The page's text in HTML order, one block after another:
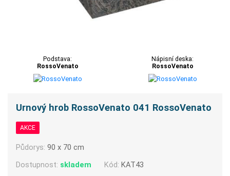
Podstava:
RossoVenato
Nápisní deska:
RossoVenato
Urnový hrob RossoVenato 041 RossoVenato
AKCE
Půdorys:90 x 70 cm
Dostupnost: skladem Kód: KAT43